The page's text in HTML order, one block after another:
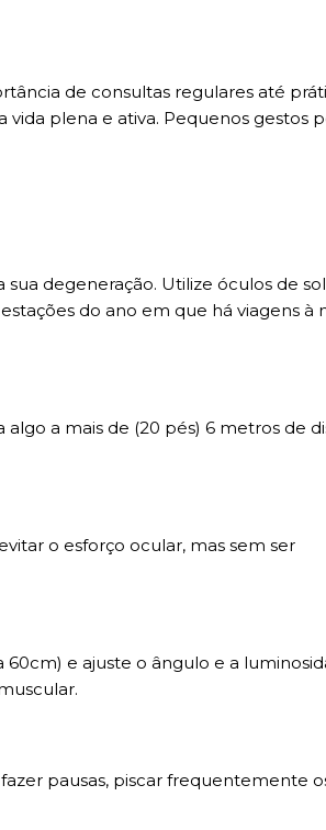
de consultas regulares até
plena e ativa. Pequenos gestos
degeneração. Utilize óculos de
do ano em que há viagens à
a mais de (20 pés) 6 metros de
o esforço ocular, mas sem ser
e ajuste o ângulo e a
pausas, piscar frequentemente